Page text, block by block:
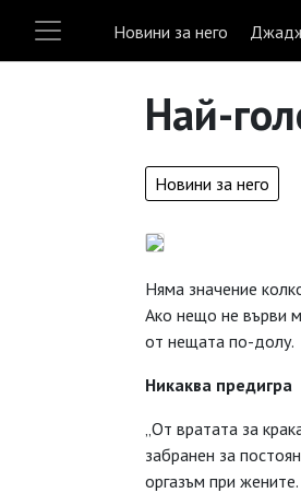
Новини за него
Най-
Новини за него
Няма значение
Ако нещо не върви
от нещата по-долу.
Никаква предигра
„От вратата за
забранен за
оргазъм при